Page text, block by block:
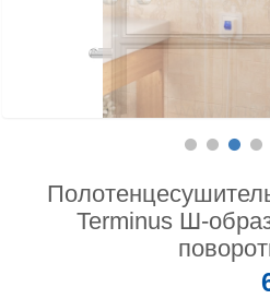
Terminus Ш-